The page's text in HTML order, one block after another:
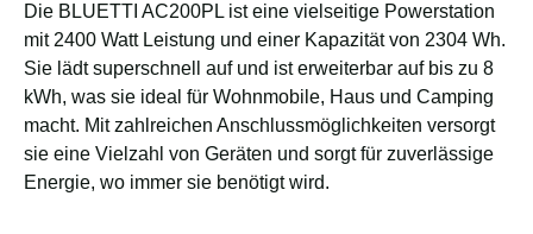
Die BLUETTI AC200PL ist eine vielseitige Powerstation
mit 2400 Watt Leistung und einer Kapazität von 2304 Wh.
Sie lädt superschnell auf und ist erweiterbar auf bis zu 8
kWh, was sie ideal für Wohnmobile, Haus und Camping
macht. Mit zahlreichen Anschlussmöglichkeiten versorgt
sie eine Vielzahl von Geräten und sorgt für zuverlässige
Energie, wo immer sie benötigt wird.